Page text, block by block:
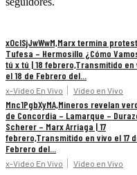
xOclSjJwWwM,Marx termina
Tufesa – Hermosillo ¿Cómo
tú x tú | 18 febrero,Transmitido en
el 18 de Febrero del...
x-Video En Vivo Video en Vivo
Mnc1PgbXyMA,Mineros revelan
de Concordia – Lamarque –
Scherer – Marx Arriaga | 17
febrero,Transmitido en vivo el 17
Febrero del...
x-Video En Vivo Video en Vivo